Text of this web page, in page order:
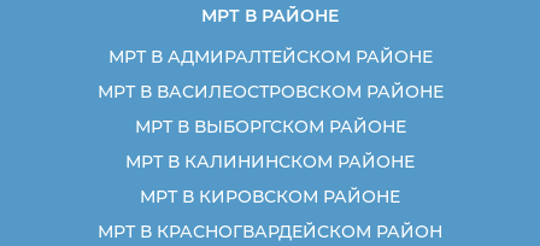
МРТ В РАЙОНЕ
МРТ В АДМИРАЛТЕЙСКОМ РАЙОНЕ
МРТ В ВАСИЛЕОСТРОВСКОМ РАЙОНЕ
МРТ В ВЫБОРГСКОМ РАЙОНЕ
МРТ В КАЛИНИНСКОМ РАЙОНЕ
МРТ В КИРОВСКОМ РАЙОНЕ
МРТ В КРАСНОГВАРДЕЙСКОМ РАЙОН